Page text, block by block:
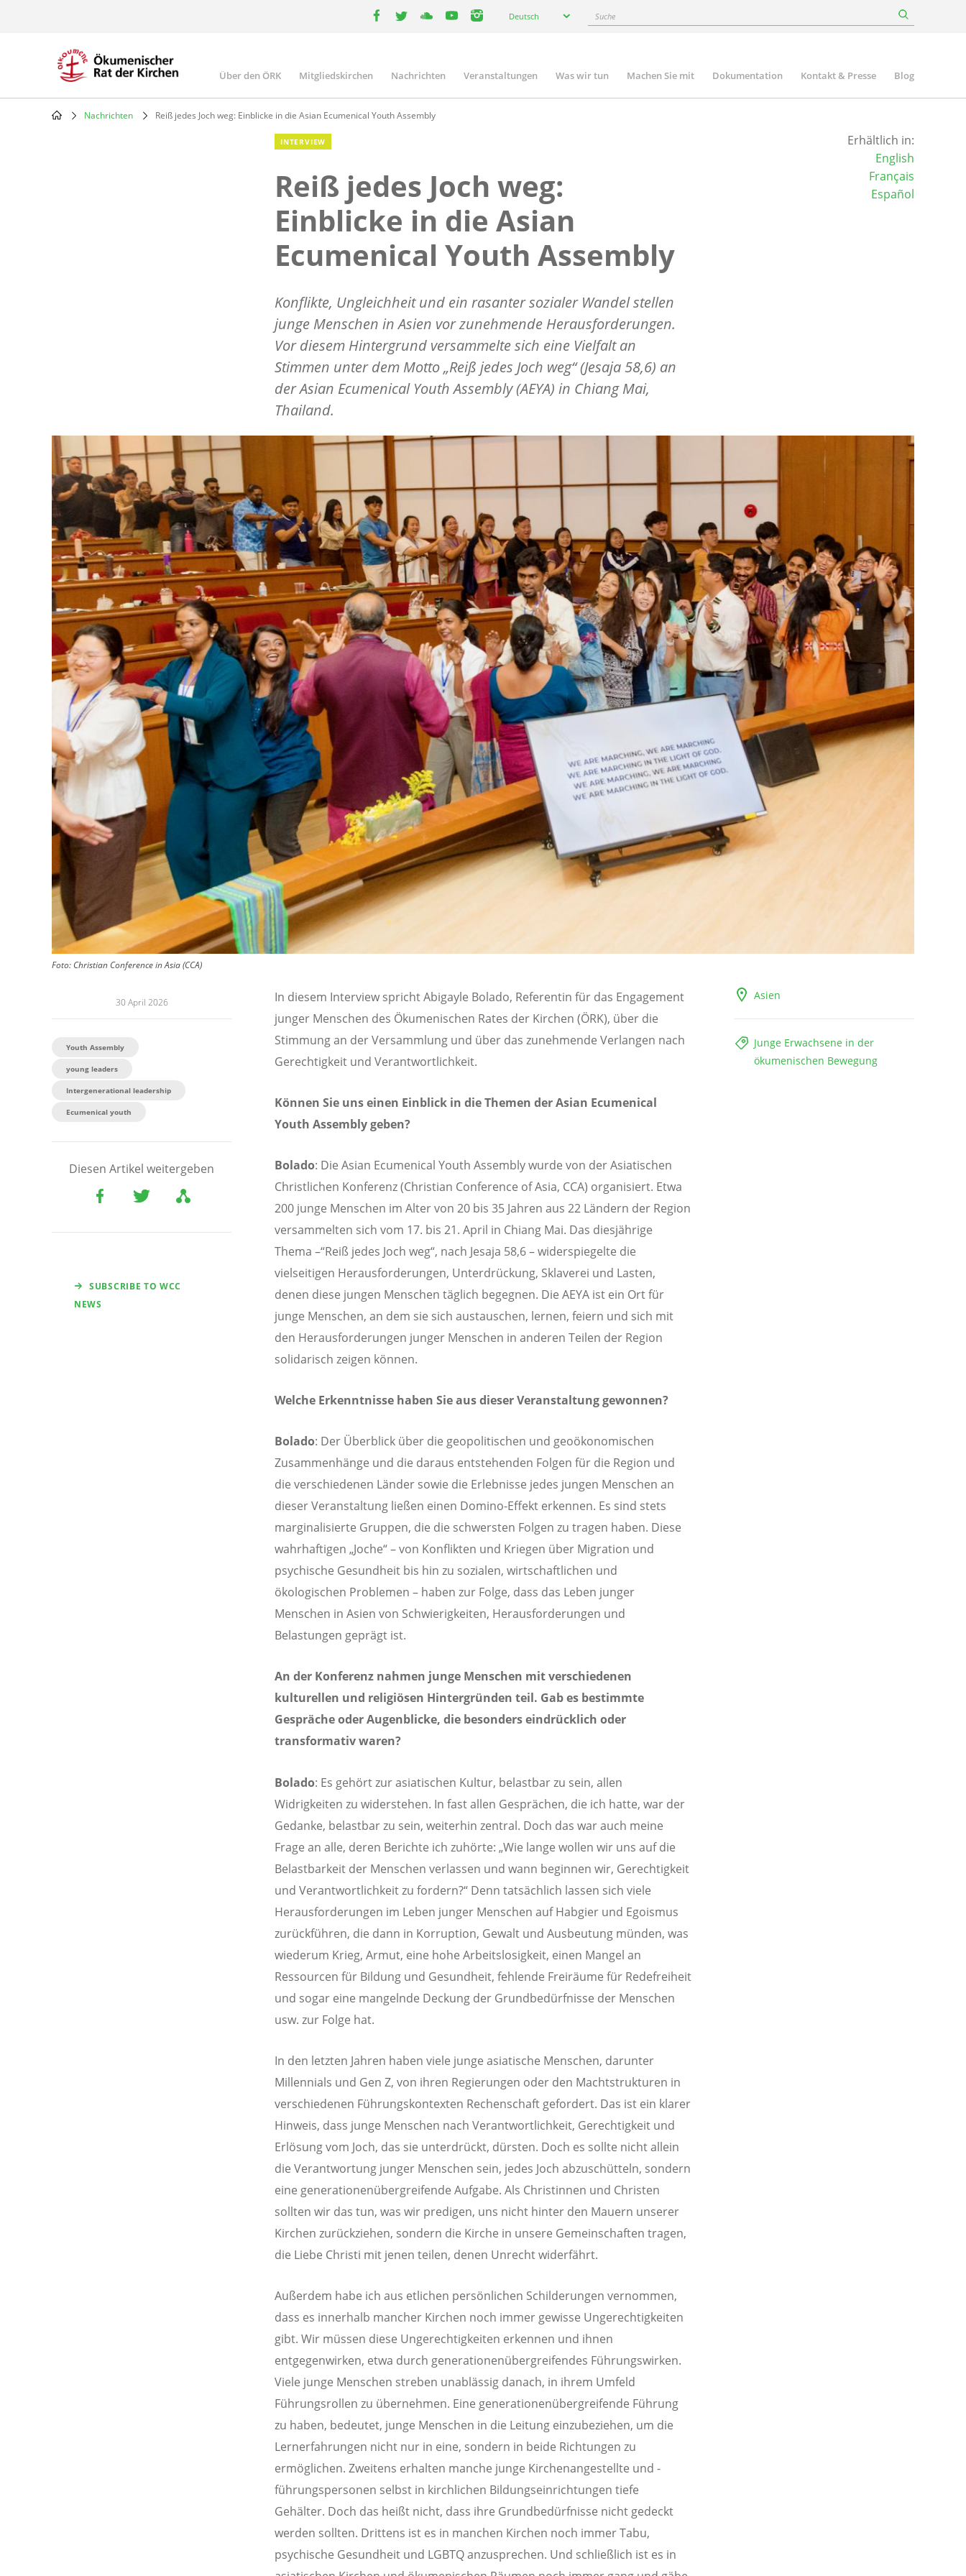
Deutsch Suche
Main
navigation
Über den ÖRK Mitgliedskirchen Nachrichten Veranstaltungen Was wir tun Machen Sie mit Dokumentation Kontakt & Presse Blog
Nachrichten Reiß jedes Joch weg: Einblicke in die Asian Ecumenical Youth Assembly
INTERVIEW
Reiß jedes Joch weg:
Einblicke in die Asian
Ecumenical Youth Assembly
Konflikte, Ungleichheit und ein rasanter sozialer Wandel stellen
junge Menschen in Asien vor zunehmende Herausforderungen.
Vor diesem Hintergrund versammelte sich eine Vielfalt an
Stimmen unter dem Motto „Reiß jedes Joch weg“ (Jesaja 58,6) an
der Asian Ecumenical Youth Assembly (AEYA) in Chiang Mai,
Thailand.
Erhältlich in:
English
Français
Español
Image
Foto: Christian Conference in Asia (CCA)
30 April 2026
Youth Assembly
young leaders
Intergenerational leadership
Ecumenical youth
Diesen Artikel weitergeben
SUBSCRIBE TO WCC
NEWS
Asien
Junge Erwachsene in der
ökumenischen Bewegung
In diesem Interview spricht Abigayle Bolado, Referentin für das Engagement
junger Menschen des Ökumenischen Rates der Kirchen (ÖRK), über die
Stimmung an der Versammlung und über das zunehmende Verlangen nach
Gerechtigkeit und Verantwortlichkeit.
Können Sie uns einen Einblick in die Themen der Asian Ecumenical
Youth Assembly geben?
Bolado: Die Asian Ecumenical Youth Assembly wurde von der Asiatischen
Christlichen Konferenz (Christian Conference of Asia, CCA) organisiert. Etwa
200 junge Menschen im Alter von 20 bis 35 Jahren aus 22 Ländern der Region
versammelten sich vom 17. bis 21. April in Chiang Mai. Das diesjährige
Thema –“Reiß jedes Joch weg“, nach Jesaja 58,6 – widerspiegelte die
vielseitigen Herausforderungen, Unterdrückung, Sklaverei und Lasten,
denen diese jungen Menschen täglich begegnen. Die AEYA ist ein Ort für
junge Menschen, an dem sie sich austauschen, lernen, feiern und sich mit
den Herausforderungen junger Menschen in anderen Teilen der Region
solidarisch zeigen können.
Welche Erkenntnisse haben Sie aus dieser Veranstaltung gewonnen?
Bolado: Der Überblick über die geopolitischen und geoökonomischen
Zusammenhänge und die daraus entstehenden Folgen für die Region und
die verschiedenen Länder sowie die Erlebnisse jedes jungen Menschen an
dieser Veranstaltung ließen einen Domino-Effekt erkennen. Es sind stets
marginalisierte Gruppen, die die schwersten Folgen zu tragen haben. Diese
wahrhaftigen „Joche“ – von Konflikten und Kriegen über Migration und
psychische Gesundheit bis hin zu sozialen, wirtschaftlichen und
ökologischen Problemen – haben zur Folge, dass das Leben junger
Menschen in Asien von Schwierigkeiten, Herausforderungen und
Belastungen geprägt ist.
An der Konferenz nahmen junge Menschen mit verschiedenen
kulturellen und religiösen Hintergründen teil. Gab es bestimmte
Gespräche oder Augenblicke, die besonders eindrücklich oder
transformativ waren?
Bolado: Es gehört zur asiatischen Kultur, belastbar zu sein, allen
Widrigkeiten zu widerstehen. In fast allen Gesprächen, die ich hatte, war der
Gedanke, belastbar zu sein, weiterhin zentral. Doch das war auch meine
Frage an alle, deren Berichte ich zuhörte: „Wie lange wollen wir uns auf die
Belastbarkeit der Menschen verlassen und wann beginnen wir, Gerechtigkeit
und Verantwortlichkeit zu fordern?“ Denn tatsächlich lassen sich viele
Herausforderungen im Leben junger Menschen auf Habgier und Egoismus
zurückführen, die dann in Korruption, Gewalt und Ausbeutung münden, was
wiederum Krieg, Armut, eine hohe Arbeitslosigkeit, einen Mangel an
Ressourcen für Bildung und Gesundheit, fehlende Freiräume für Redefreiheit
und sogar eine mangelnde Deckung der Grundbedürfnisse der Menschen
usw. zur Folge hat.
In den letzten Jahren haben viele junge asiatische Menschen, darunter
Millennials und Gen Z, von ihren Regierungen oder den Machtstrukturen in
verschiedenen Führungskontexten Rechenschaft gefordert. Das ist ein klarer
Hinweis, dass junge Menschen nach Verantwortlichkeit, Gerechtigkeit und
Erlösung vom Joch, das sie unterdrückt, dürsten. Doch es sollte nicht allein
die Verantwortung junger Menschen sein, jedes Joch abzuschütteln, sondern
eine generationenübergreifende Aufgabe. Als Christinnen und Christen
sollten wir das tun, was wir predigen, uns nicht hinter den Mauern unserer
Kirchen zurückziehen, sondern die Kirche in unsere Gemeinschaften tragen,
die Liebe Christi mit jenen teilen, denen Unrecht widerfährt.
Außerdem habe ich aus etlichen persönlichen Schilderungen vernommen,
dass es innerhalb mancher Kirchen noch immer gewisse Ungerechtigkeiten
gibt. Wir müssen diese Ungerechtigkeiten erkennen und ihnen
entgegenwirken, etwa durch generationenübergreifendes Führungswirken.
Viele junge Menschen streben unablässig danach, in ihrem Umfeld
Führungsrollen zu übernehmen. Eine generationenübergreifende Führung
zu haben, bedeutet, junge Menschen in die Leitung einzubeziehen, um die
Lernerfahrungen nicht nur in eine, sondern in beide Richtungen zu
ermöglichen. Zweitens erhalten manche junge Kirchenangestellte und -
führungspersonen selbst in kirchlichen Bildungseinrichtungen tiefe
Gehälter. Doch das heißt nicht, dass ihre Grundbedürfnisse nicht gedeckt
werden sollten. Drittens ist es in manchen Kirchen noch immer Tabu,
psychische Gesundheit und LGBTQ anzusprechen. Und schließlich ist es in